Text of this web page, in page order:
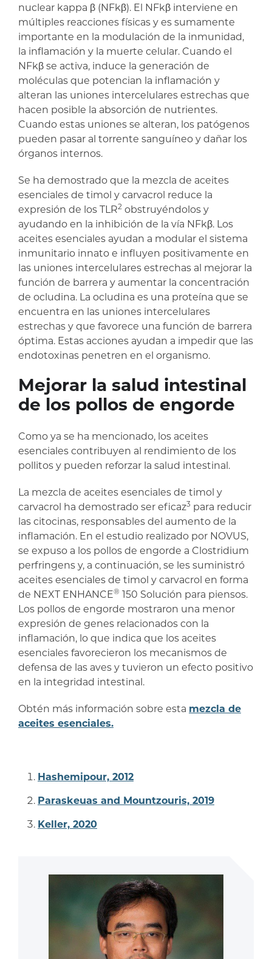
nuclear kappa β (NFkβ). El NFkβ interviene en
múltiples reacciones físicas y es sumamente
importante en la modulación de la inmunidad,
la inflamación y la muerte celular. Cuando el
NFkβ se activa, induce la generación de
moléculas que potencian la inflamación y
alteran las uniones intercelulares estrechas que
hacen posible la absorción de nutrientes.
Cuando estas uniones se alteran, los patógenos
pueden pasar al torrente sanguíneo y dañar los
órganos internos.
Se ha demostrado que la mezcla de aceites
esenciales de timol y carvacrol reduce la
expresión de los TLR2 obstruyéndolos y
ayudando en la inhibición de la vía NFkβ. Los
aceites esenciales ayudan a modular el sistema
inmunitario innato e influyen positivamente en
las uniones intercelulares estrechas al mejorar la
función de barrera y aumentar la concentración
de ocludina. La ocludina es una proteína que se
encuentra en las uniones intercelulares
estrechas y que favorece una función de barrera
óptima. Estas acciones ayudan a impedir que las
endotoxinas penetren en el organismo.
Mejorar la salud intestinal
de los pollos de engorde
Como ya se ha mencionado, los aceites
esenciales contribuyen al rendimiento de los
pollitos y pueden reforzar la salud intestinal.
La mezcla de aceites esenciales de timol y
carvacrol ha demostrado ser eficaz3 para reducir
las citocinas, responsables del aumento de la
inflamación. En el estudio realizado por NOVUS,
se expuso a los pollos de engorde a Clostridium
perfringens y, a continuación, se les suministró
aceites esenciales de timol y carvacrol en forma
de NEXT ENHANCE® 150 Solución para piensos.
Los pollos de engorde mostraron una menor
expresión de genes relacionados con la
inflamación, lo que indica que los aceites
esenciales favorecieron los mecanismos de
defensa de las aves y tuvieron un efecto positivo
en la integridad intestinal.
Obtén más información sobre esta mezcla de
aceites esenciales.
Hashemipour, 2012
Paraskeuas and Mountzouris, 2019
Keller, 2020